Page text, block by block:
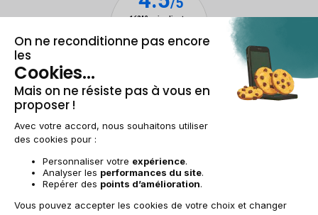
Mentions légales & CGU Gestion des cookies
Conditions générales de vente
AccessibilitéPlan du site